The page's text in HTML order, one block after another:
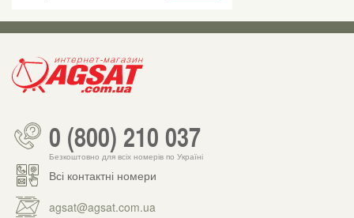
0 (800) 210 037
Безкоштовно для всіх номерів по Україні
Всі контактні номери
agsat@agsat.com.ua